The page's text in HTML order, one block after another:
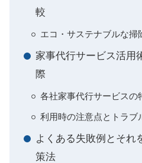
較
エコ・サステナブルな掃
家事代行サービス活用
際
各社家事代行サービスの
利用時の注意点とトラブ
よくある失敗例とそれ
策法